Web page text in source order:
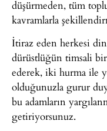
düşürmeden, tüm
kavramlarla
İtiraz eden herkesi
dürüstlüğün timsali
ederek, iki hurma ile
olduğunuzla gurur
bu adamların
getiriyorsunuz.